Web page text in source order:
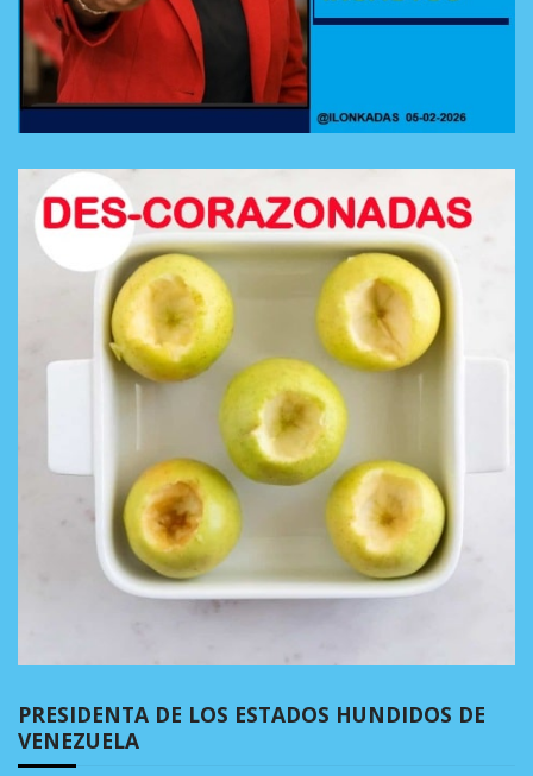
PRESIDENTA DE LOS ESTADOS HUNDIDOS DE
VENEZUELA